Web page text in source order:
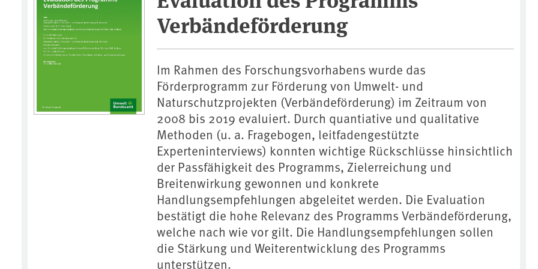
Verbändeförderung
Im Rahmen des Forschungsvorhabens wurde das
Förderprogramm zur Förderung von Umwelt- und
Naturschutzprojekten (Verbändeförderung) im Zeitraum von
2008 bis 2019 evaluiert. Durch quantiative und qualitative
Methoden (u. a. Fragebogen, leitfadengestützte
Experteninterviews) konnten wichtige Rückschlüsse hinsichtlich
der Passfähigkeit des Programms, Zielerreichung und
Breitenwirkung gewonnen und konkrete
Handlungsempfehlungen abgeleitet werden. Die Evaluation
bestätigt die hohe Relevanz des Programms Verbändeförderung,
welche nach wie vor gilt. Die Handlungsempfehlungen sollen
die Stärkung und Weiterentwicklung des Programms
unterstützen.